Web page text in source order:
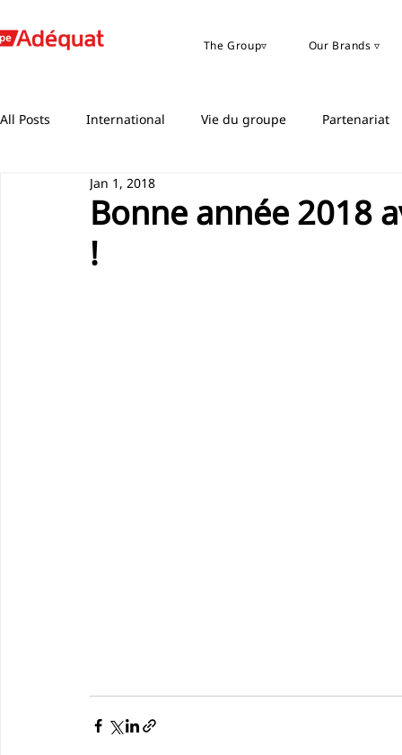
The Group▿ Our Brands ▿
All Posts International Vie du groupe Partenariat
Bonne année 2018
!
Jan 1, 2018